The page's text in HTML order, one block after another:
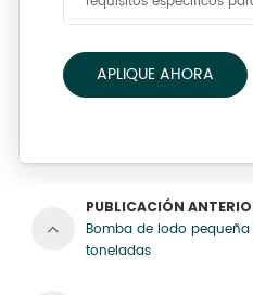
APLIQUE AHORA
PUBLICACIÓN
Bomba de lodo
toneladas